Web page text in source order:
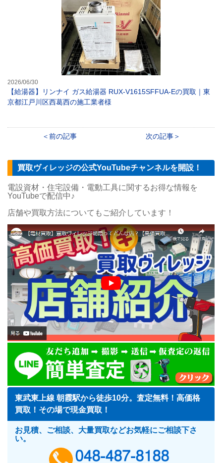
2026/06/30
【給湯器】リンナイ ガス給湯器 RUX-V1615SFFUA-Eの買取｜東
京都江戸川区西葛西の施工業者様
前の記事 次の記事
買取ヴィレッジの公式YouTubeチャンネルを開設！
電設資材・住宅設備・電動工具に関するお得な情報を
YouTubeで配信中♪
店舗や買取方法についてもご紹介しています！
東武東上線 朝霞駅から徒歩10分。査定無料！高価格
買取！その場で現金買取！
お見積、ご相談、大量買取などお気軽にご相談下さ
い。